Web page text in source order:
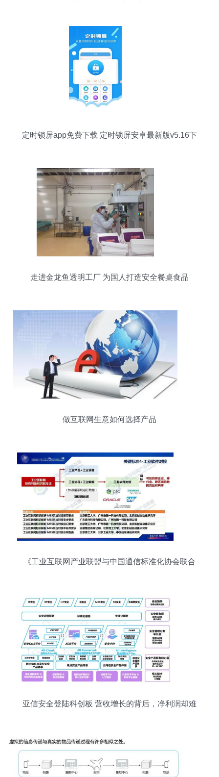
定时锁屏app免费下载 定时锁屏安卓最新版v5.16下
走进金龙鱼透明工厂 为国人打造安全餐桌食品
做互联网生意如何选择产品
《工业互联网产业联盟与中国通信标准化协会联合
亚信安全登陆科创板 营收增长的背后，净利润却难